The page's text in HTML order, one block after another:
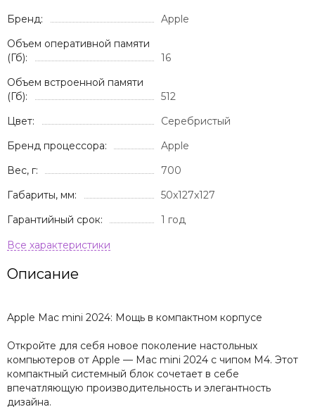
Бренд:
Apple
Объем оперативной памяти
(Гб):
16
Объем встроенной памяти
(Гб):
512
Цвет:
Серебристый
Бренд процессора:
Apple
Вес, г:
700
Габариты, мм:
50x127x127
Гарантийный срок:
1 год
Описание
Apple Mac mini 2024: Мощь в компактном корпусе
Откройте для себя новое поколение настольных
компьютеров от Apple — Mac mini 2024 с чипом M4. Этот
компактный системный блок сочетает в себе
впечатляющую производительность и элегантность
дизайна.